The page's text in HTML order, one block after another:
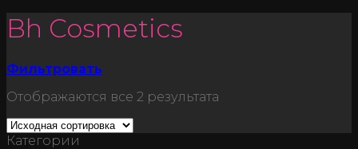
Bh Cosmetics
Фильтровать
Отображаются все 2 результата
Категории